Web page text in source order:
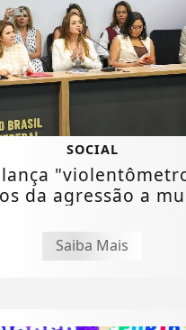
SOCIAL
lança
da agressão a
Saiba Mais